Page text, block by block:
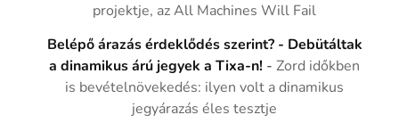
projektje, az All Machines Will Fail
Belépő árazás érdeklődés szerint? - Debütáltak
a dinamikus árú jegyek a Tixa-n! -Zord időkben
is bevételnövekedés: ilyen volt a dinamikus
jegyárazás éles tesztje